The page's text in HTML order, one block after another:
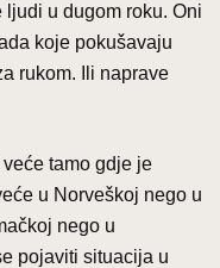
u dugom roku. Oni
koje pokušavaju
rukom. Ili naprave
tamo gdje je
u Norveškoj nego u
nego u
pojaviti situacija u